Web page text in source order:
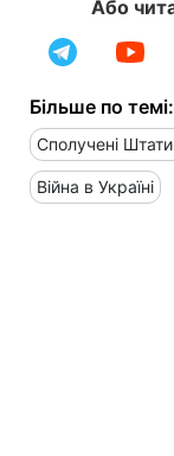
Або
Більше по темі:
Сполучені
Війна в Україні